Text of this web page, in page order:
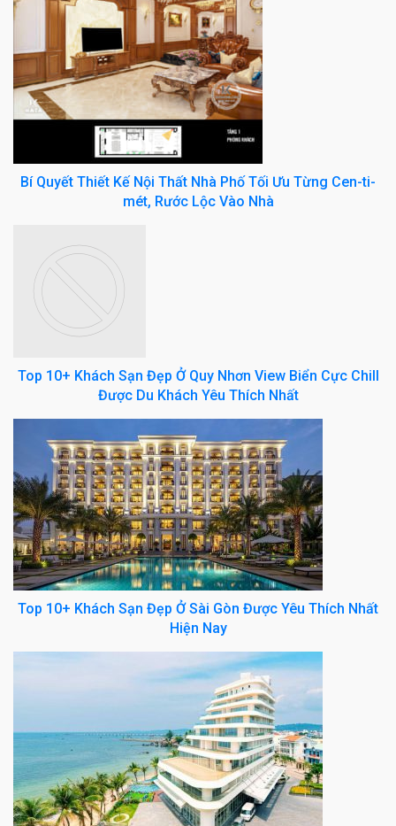
Bí Quyết Thiết Kế Nội Thất Nhà Phố Tối Ưu Từng Cen-ti-
mét, Rước Lộc Vào Nhà
Top 10+ Khách Sạn Đẹp Ở Quy Nhơn View Biển Cực Chill
Được Du Khách Yêu Thích Nhất
Top 10+ Khách Sạn Đẹp Ở Sài Gòn Được Yêu Thích Nhất
Hiện Nay